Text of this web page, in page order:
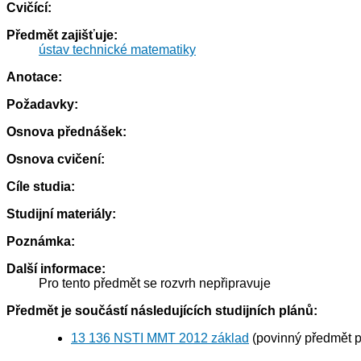
Cvičící:
Předmět zajišťuje:
ústav technické matematiky
Anotace:
Požadavky:
Osnova přednášek:
Osnova cvičení:
Cíle studia:
Studijní materiály:
Poznámka:
Další informace:
Pro tento předmět se rozvrh nepřipravuje
Předmět je součástí následujících studijních plánů:
13 136 NSTI MMT 2012 základ (povinný předmět